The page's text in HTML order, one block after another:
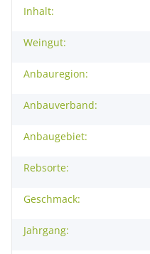
Produkteigenschaft
Wert
Inhalt:
Weingut:
Anbauregion:
Anbauverband:
Anbaugebiet:
Rebsorte:
Geschmack:
Jahrgang: